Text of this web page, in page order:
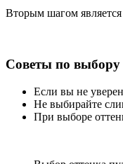
Вторым шагом является
Советы по выбору
Если вы не
Не выбирайте
При выборе